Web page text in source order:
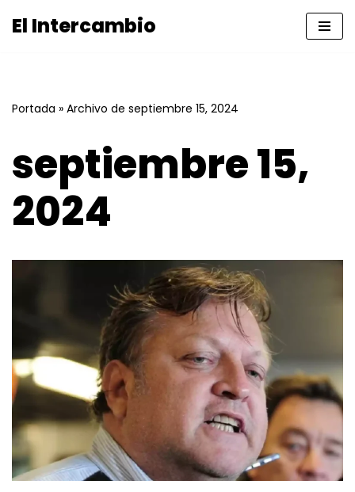
El Intercambio
Portada » Archivo de septiembre 15, 2024
septiembre 15,
2024